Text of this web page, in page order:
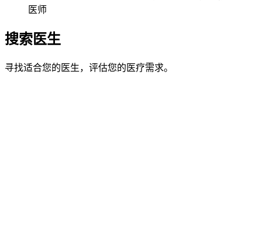
医师
搜索医生
寻找适合您的医生，评估您的医疗需求。